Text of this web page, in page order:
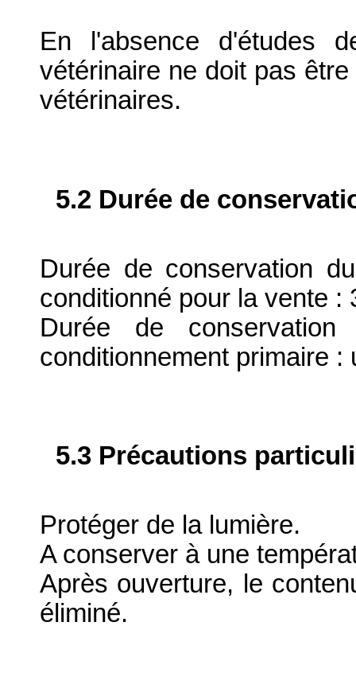
En l'absence d'études
vétérinaire ne doit pas
vétérinaires.
5.2 Durée de
Durée de conservation
conditionné pour la vente :
Durée de
conditionnement primaire :
5.3 Précautions
Protéger de la lumière.
A conserver à une
Après ouverture, le
éliminé.